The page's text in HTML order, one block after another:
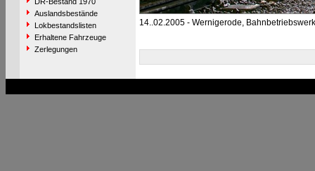
Auslandsbestände
Lokbestandslisten
Erhaltene Fahrzeuge
Zerlegungen
14..02.2005 - Wernigerode, Bahnbetriebswerk